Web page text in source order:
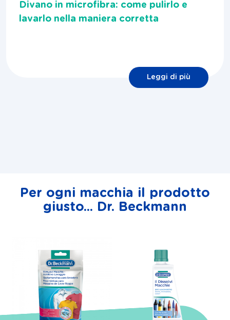
Divano in microfibra: come pulirlo e
lavarlo nella maniera corretta
Leggi di più
Per ogni macchia il prodotto
giusto... Dr. Beckmann